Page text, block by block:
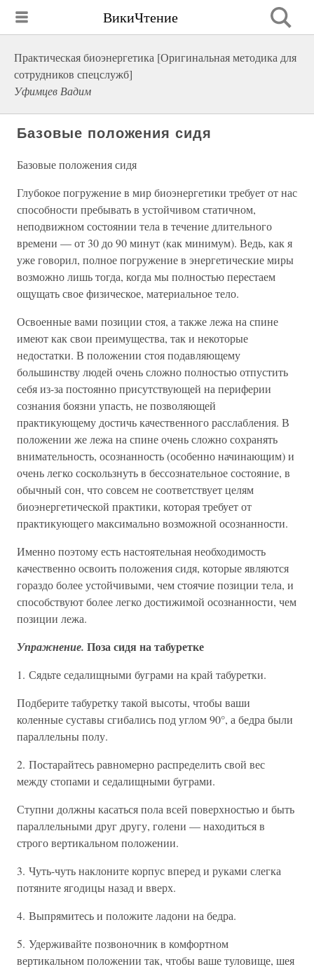
ВикиЧтение
Практическая биоэнергетика [Оригинальная методика для
сотрудников спецслужб]
Уфимцев Вадим
Базовые положения сидя
Базовые положения сидя
Глубокое погружение в мир биоэнергетики требует от нас
способности пребывать в устойчивом статичном,
неподвижном состоянии тела в течение длительного
времени — от 30 до 90 минут (как минимум). Ведь, как я
уже говорил, полное погружение в энергетические миры
возможно лишь тогда, когда мы полностью перестаем
ощущать свое физическое, материальное тело.
Освоенные вами позиции стоя, а также лежа на спине
имеют как свои преимущества, так и некоторые
недостатки. В положении стоя подавляющему
большинству людей очень сложно полностью отпустить
себя из-за постоянно присутствующей на периферии
сознания боязни упасть, не позволяющей
практикующему достичь качественного расслабления. В
положении же лежа на спине очень сложно сохранять
внимательность, осознанность (особенно начинающим) и
очень легко соскользнуть в бессознательное состояние, в
обычный сон, что совсем не соответствует целям
биоэнергетической практики, которая требует от
практикующего максимально возможной осознанности.
Именно поэтому есть настоятельная необходимость
качественно освоить положения сидя, которые являются
гораздо более устойчивыми, чем стоячие позиции тела, и
способствуют более легко достижимой осознанности, чем
позиции лежа.
Упражнение. Поза сидя на табуретке
1. Сядьте седалищными буграми на край табуретки.
Подберите табуретку такой высоты, чтобы ваши
коленные суставы сгибались под углом 90°, а бедра были
параллельны полу.
2. Постарайтесь равномерно распределить свой вес
между стопами и седалищными буграми.
Ступни должны касаться пола всей поверхностью и быть
параллельными друг другу, голени — находиться в
строго вертикальном положении.
3. Чуть-чуть наклоните корпус вперед и руками слегка
потяните ягодицы назад и вверх.
4. Выпрямитесь и положите ладони на бедра.
5. Удерживайте позвоночник в комфортном
вертикальном положении так, чтобы ваше туловище, шея